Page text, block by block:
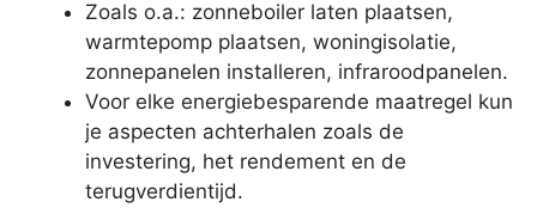
Zoals o.a.: zonneboiler laten plaatsen,
warmtepomp plaatsen, woningisolatie,
zonnepanelen installeren, infraroodpanelen.
Voor elke energiebesparende maatregel kun
je aspecten achterhalen zoals de
investering, het rendement en de
terugverdientijd.